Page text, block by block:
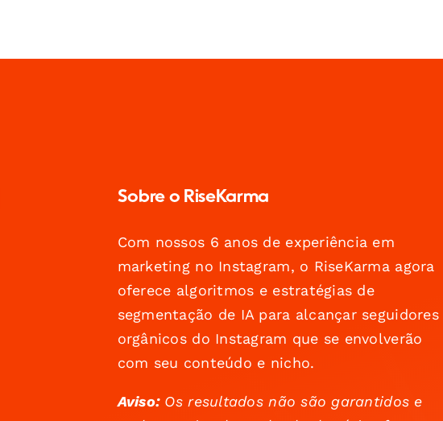
Sobre o RiseKarma
Com nossos 6 anos de experiência em
marketing no Instagram, o RiseKarma agora
oferece algoritmos e estratégias de
segmentação de IA para alcançar seguidores
orgânicos do Instagram que se envolverão
com seu conteúdo e nicho.
Aviso:Os resultados não são garantidos e